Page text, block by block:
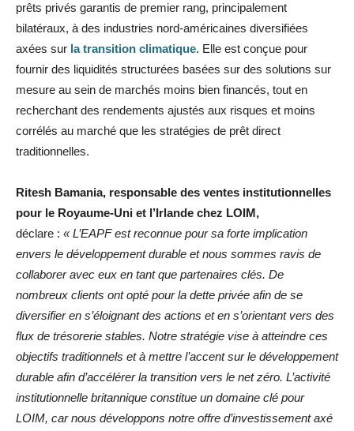
prêts privés garantis de premier rang, principalement
bilatéraux, à des industries nord-américaines diversifiées
axées sur la transition climatique. Elle est conçue pour
fournir des liquidités structurées basées sur des solutions sur
mesure au sein de marchés moins bien financés, tout en
recherchant des rendements ajustés aux risques et moins
corrélés au marché que les stratégies de prêt direct
traditionnelles.
Ritesh Bamania, responsable des ventes institutionnelles
pour le Royaume-Uni et l’Irlande chez LOIM,
déclare : « L’EAPF est reconnue pour sa forte implication
envers le développement durable et nous sommes ravis de
collaborer avec eux en tant que partenaires clés. De
nombreux clients ont opté pour la dette privée afin de se
diversifier en s’éloignant des actions et en s’orientant vers des
flux de trésorerie stables. Notre stratégie vise à atteindre ces
objectifs traditionnels et à mettre l’accent sur le développement
durable afin d’accélérer la transition vers le net zéro. L’activité
institutionnelle britannique constitue un domaine clé pour
LOIM, car nous développons notre offre d’investissement axé